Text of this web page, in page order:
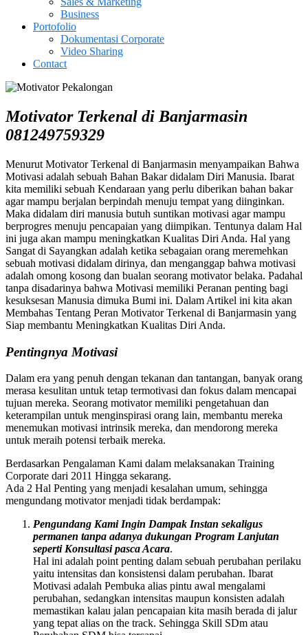
Business
Portofolio
Dokumentasi Corporate
Video Sharing
Contact
Motivator Terkenal di Banjarmasin
081249759329
Menurut Motivator Terkenal di Banjarmasin menyampaikan Bahwa
Motivasi adalah sebuah Bahan Bakar didalam Diri Manusia. Ibarat
kita memiliki sebuah Kendaraan yang perlu diberikan bahan bakar
agar mampu berjalan berpindah menuju tempat yang diinginkan.
Maka didalam diri manusia butuh suntikan motivasi agar mampu
berprogres menuju pencapaian yang diimpikan. Tentunya dalam Hal
ini juga akan mampu meningkatkan Kualitas Diri Anda. Hal yang
Sangat di Sayangkan adalah ketika sebagaian orang meremehkan
sebuah motivasi didalam dirinya, dan menganggap bahwa motivasi
adalah omong kosong dan bualan seorang motivator belaka. Padahal
tanpa disadarinya bahwa Motivasi memiliki Peranan penting bagi
kesuksesan Manusia dimuka Bumi ini. Dalam Artikel ini kita akan
Membahas Tentang Peran Motivator Terkenal di Banjarmasin yang
Siap membantu Meningkatkan Kualitas Diri Anda.
Pentingnya Motivasi
Dalam era yang penuh dengan tekanan dan tantangan, banyak orang
merasa kesulitan untuk tetap termotivasi dan fokus dalam mencapai
tujuan mereka. Seorang motivator memiliki pengetahuan dan
keterampilan untuk menginspirasi orang lain, membantu mereka
menemukan motivasi intrinsik mereka, dan mendorong mereka
untuk meraih potensi terbaik mereka.
Berdasarkan Pengalaman Kami dalam melaksanakan Training
Corporate dari 2011 Hingga sekarang.
Ada 2 Hal Penting yang menjadi kesalahan umum, sehingga
mengundang motivator menjadi tidak berdampak:
Pengundang Kami Ingin Dampak Instan sekaligus
permanen tanpa adanya dukungan Program Lanjutan
seperti Konsultasi pasca Acara.
Hal ini adalah point penting dalam sebuah perubahan perilaku
yaitu intensitas dan konsistensi dalam perubahan. Ibarat
Motivasi adalah Pembuka alias pintu awal mengalami
perubahan, sedangkan intensitas maupun konsisten adalah
memastikan kalau jalan pencapaian kita masih berada di jalur
yang tepat alias on the track. Sehingga Skill SDm atau